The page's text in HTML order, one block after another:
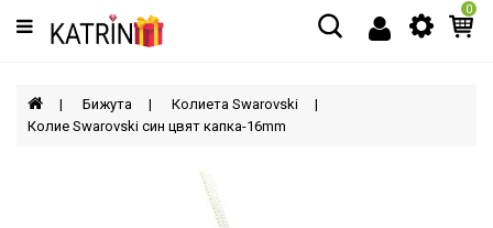
Категории
МЪЖЕ
0
Бижута
Колиета Swarovski
Колие Swarovski син цвят капка-16mm